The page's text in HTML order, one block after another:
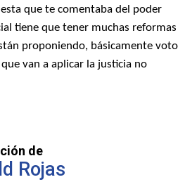
que te comentaba del poder
tiene que tener muchas reformas
proponiendo, básicamente voto
van a aplicar la justicia no
de
Rojas